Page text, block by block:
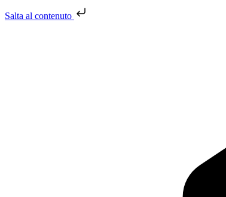
Salta al contenuto